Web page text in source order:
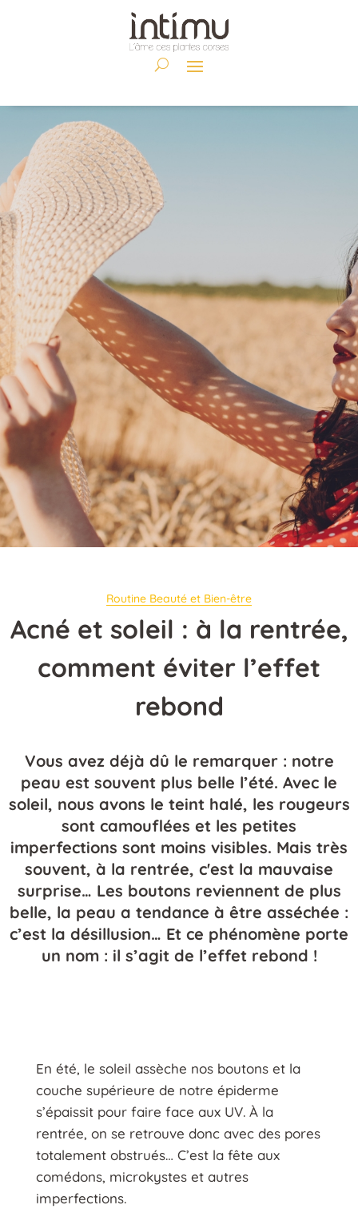
Routine Beauté et Bien-être
Acné et soleil : à la rentrée,
comment éviter l’effet
rebond
Vous avez déjà dû le remarquer : notre
peau est souvent plus belle l’été. Avec le
soleil, nous avons le teint halé, les rougeurs
sont camouflées et les petites
imperfections sont moins visibles. Mais très
souvent, à la rentrée, c'est la mauvaise
surprise… Les boutons reviennent de plus
belle, la peau a tendance à être asséchée :
c’est la désillusion… Et ce phénomène porte
un nom : il s’agit de l’effet rebond !
En été, le soleil assèche nos boutons et la
couche supérieure de notre épiderme
s’épaissit pour faire face aux UV. À la
rentrée, on se retrouve donc avec des pores
totalement obstrués… C’est la fête aux
comédons, microkystes et autres
imperfections.